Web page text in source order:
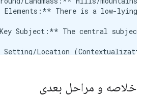
Elements:** There is a low-lying
Subject:** The central subject
Setting/Location
thought:* It's a picture of the
خلاصه و مراحل بعدی